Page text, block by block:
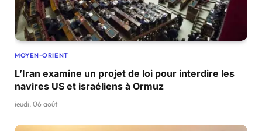
MOYEN-ORIENT
L’Iran examine un projet de loi pour interdire les
navires US et israéliens à Ormuz
jeudi, 06 août